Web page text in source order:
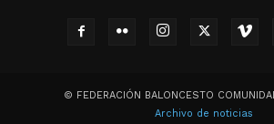
© FEDERACIÓN BALONCESTO
Archivo de noticias